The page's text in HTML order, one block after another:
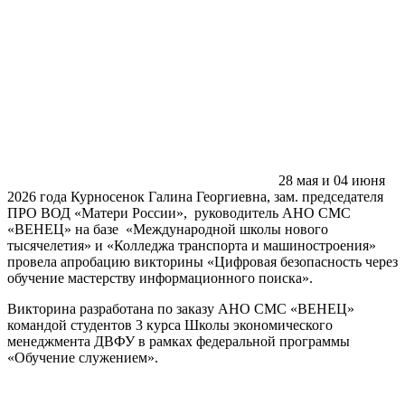
28 мая и 04 июня
2026 года Курносенок Галина Георгиевна, зам. председателя
ПРО ВОД «Матери России», руководитель АНО СМС
«ВЕНЕЦ» на базе «Международной школы нового
тысячелетия» и «Колледжа транспорта и машиностроения»
провела апробацию викторины «Цифровая безопасность через
обучение мастерству информационного поиска».
Викторина разработана по заказу АНО СМС «ВЕНЕЦ»
командой студентов 3 курса Школы экономического
менеджмента ДВФУ в рамках федеральной программы
«Обучение служением».